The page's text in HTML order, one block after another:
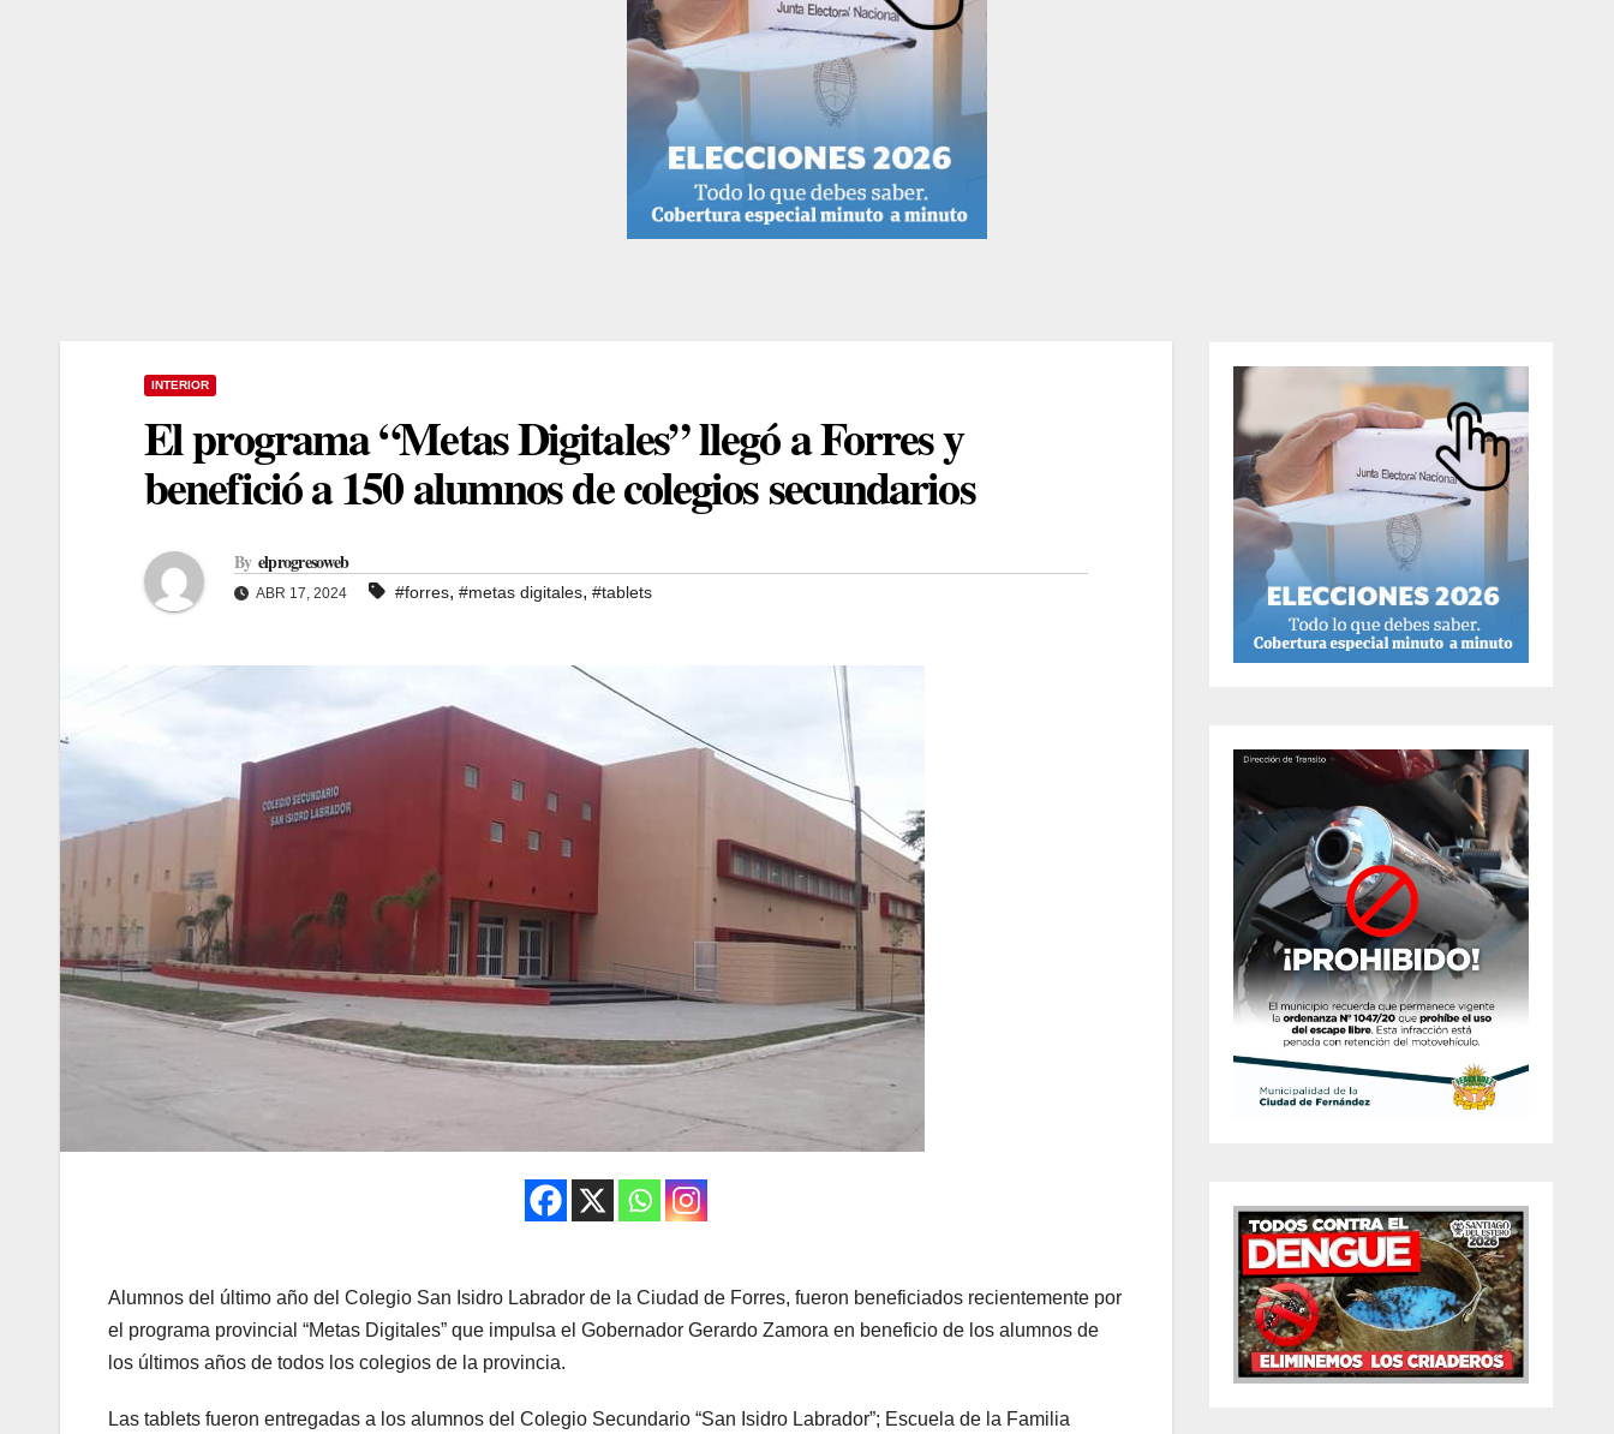
INTERIOR
El programa “Metas Digitales” llegó a Forres y
benefició a 150 alumnos de colegios secundarios
By elprogresoweb
ABR 17, 2024 #forres, #metas digitales, #tablets
Alumnos del último año del Colegio San Isidro Labrador de la Ciudad de Forres, fueron beneficiados recientemente por
el programa provincial “Metas Digitales” que impulsa el Gobernador Gerardo Zamora en beneficio de los alumnos de
los últimos años de todos los colegios de la provincia.
Las tablets fueron entregadas a los alumnos del Colegio Secundario “San Isidro Labrador”; Escuela de la Familia